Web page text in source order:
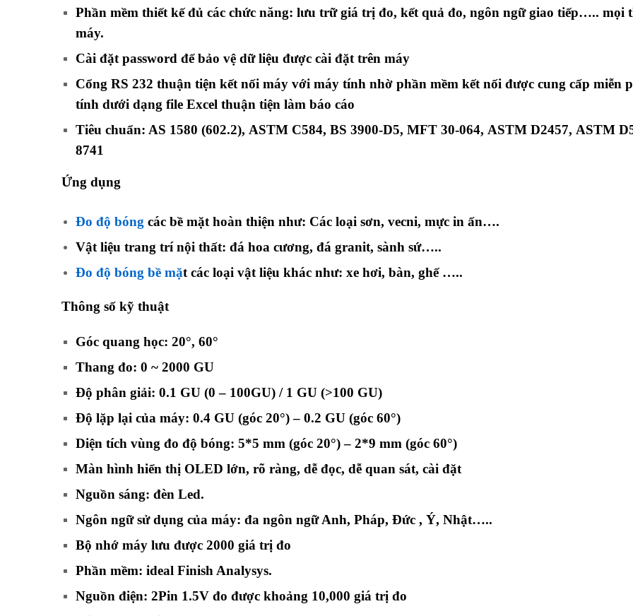
Phần mềm thiết kế đủ các chức năng: lưu trữ giá trị đo, kết quả đo, ngôn ngữ giao tiếp….. mọi
máy.
Cài đặt password để bảo vệ dữ liệu được cài đặt trên máy
Cổng RS 232 thuận tiện kết nối máy với máy tính nhờ phần mềm kết nối được cung cấp miễn
tính dưới dạng file Excel thuận tiện làm báo cáo
Tiêu chuẩn: AS 1580 (602.2), ASTM C584, BS 3900-D5, MFT 30-064, ASTM D2457, ASTM
8741
Ứng dụng
Đo độ bóng các bề mặt hoàn thiện như: Các loại sơn, vecni, mực in ấn….
Vật liệu trang trí nội thất: đá hoa cương, đá granit, sành sứ…..
Đo độ bóng bề mặt các loại vật liệu khác như: xe hơi, bàn, ghế …..
Thông số kỹ thuật
Góc quang học: 20°, 60°
Thang đo: 0 ~ 2000 GU
Độ phân giải: 0.1 GU (0 – 100GU) / 1 GU (>100 GU)
Độ lặp lại của máy: 0.4 GU (góc 20°) – 0.2 GU (góc 60°)
Diện tích vùng đo độ bóng: 5*5 mm (góc 20°) – 2*9 mm (góc 60°)
Màn hình hiển thị OLED lớn, rõ ràng, dễ đọc, dễ quan sát, cài đặt
Nguồn sáng: đèn Led.
Ngôn ngữ sử dụng của máy: đa ngôn ngữ Anh, Pháp, Đức , Ý, Nhật…..
Bộ nhớ máy lưu được 2000 giá trị đo
Phần mềm: ideal Finish Analysys.
Nguồn điện: 2Pin 1.5V đo được khoảng 10,000 giá trị đo